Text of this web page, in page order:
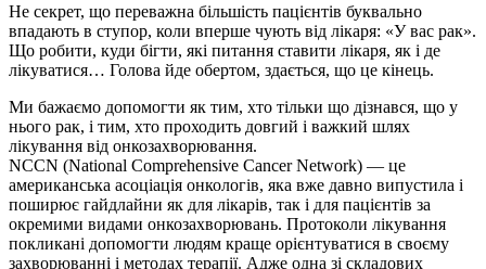
Не секрет, що переважна більшість пацієнтів буквально
впадають в ступор, коли вперше чують від лікаря: «У вас рак».
Що робити, куди бігти, які питання ставити лікаря, як і де
лікуватися… Голова йде обертом, здається, що це кінець.
Ми бажаємо допомогти як тим, хто тільки що дізнався, що у
нього рак, і тим, хто проходить довгий і важкий шлях
лікування від онкозахворювання.
NCCN (National Comprehensive Cancer Network) — це
американська асоціація онкологів, яка вже давно випустила і
поширює гайдлайни як для лікарів, так і для пацієнтів за
окремими видами онкозахворювань. Протоколи лікування
покликані допомогти людям краще орієнтуватися в своєму
захворюванні і методах терапії. Адже одна зі складових